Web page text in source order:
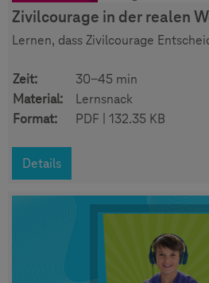
Zivilcourage in der realen
Lernen, dass Zivilcourage
Zeit:
30-45 min
Material:
Lernsnack
Format:
PDF | 132.35 KB
Details